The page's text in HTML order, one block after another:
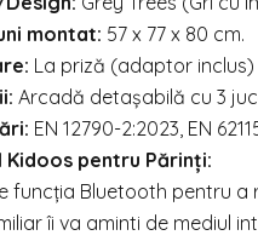
montat: 57 x 77 x 80 cm.
La priză (adaptor inclus)
Arcadă detașabilă cu 3
EN 12790-2:2023, EN
Kidoos pentru Părinți:
funcția Bluetooth pentru
îi va aminti de mediul